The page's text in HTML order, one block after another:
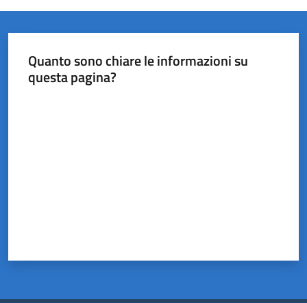
del
Rio
argomenti
Quanto sono chiare le informazioni su
questa pagina?